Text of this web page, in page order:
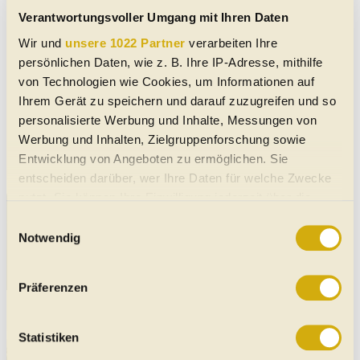
Verantwortungsvoller Umgang mit Ihren Daten
Wir und unsere 1022 Partner verarbeiten Ihre
persönlichen Daten, wie z. B. Ihre IP-Adresse, mithilfe
von Technologien wie Cookies, um Informationen auf
Ihrem Gerät zu speichern und darauf zuzugreifen und so
personalisierte Werbung und Inhalte, Messungen von
Werbung und Inhalten, Zielgruppenforschung sowie
Entwicklung von Angeboten zu ermöglichen. Sie
entscheiden darüber, wer Ihre Daten für welche Zwecke
Trigger Symbol ändern oder widerrufen
Informationen über Ihre geografische Lage erfassen,
Ihr Gerät durch aktives Scannen nach bestimmten
Notwendig
Präferenzen
Statistiken
Suche Artikeln
Such-Tipp:Wir haben auf unseren
Suchplattformen für E-Autos, Gebrauchtwagen
und Neuwagen unsere Tests und Artikel (unten auf
den Seiten) jeweils zu den gewünschten Marken
und Modellen zugeordnet.
M1 Numbers: Mehr als die Hälfte aller neuen Autos kommt